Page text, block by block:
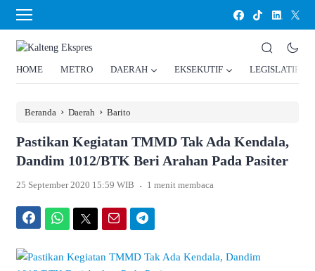
HOME METRO DAERAH EKSEKUTIF LEGISLATIF
Beranda › Daerah › Barito
Pastikan Kegiatan TMMD Tak Ada Kendala,
Dandim 1012/BTK Beri Arahan Pada Pasiter
25 September 2020 15:59 WIB . 1 menit membaca